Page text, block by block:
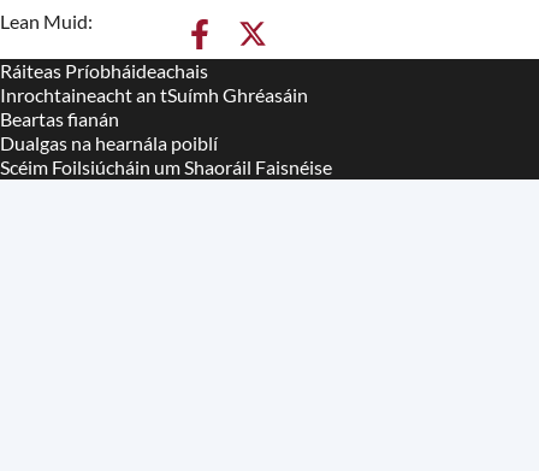
Lean Muid:
Housekeeping
Ráiteas Príobháideachais
Inrochtaineacht an tSuímh Ghréasáin
Beartas fianán
Dualgas na hearnála poiblí
Scéim Foilsiúcháin um Shaoráil Faisnéise